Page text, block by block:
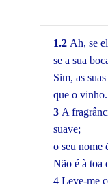
1.2 Ah, se
se a sua
Sim, as
que o vinho.
3 A
suave;
o seu nome
Não é à toa
4 Leve-me